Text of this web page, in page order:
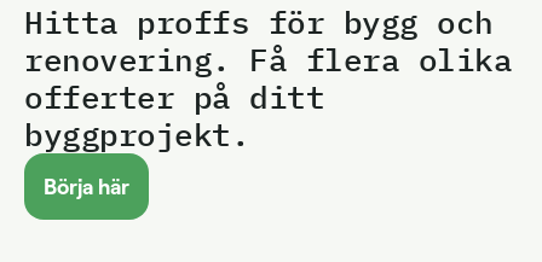
Hitta proffs för bygg och
renovering. Få flera olika
offerter på ditt
byggprojekt.
Börja här